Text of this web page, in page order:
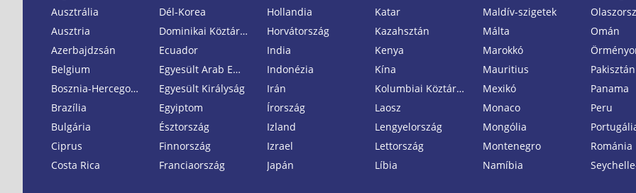
Ausztrália
Ausztria
Azerbajdzsán
Belgium
Bosznia-Hercegovina
Brazília
Bulgária
Ciprus
Costa Rica
Dél-Korea
Dominikai Köztársaság
Ecuador
Egyesült Arab Emirátusok
Egyesült Királyság
Egyiptom
Észtország
Finnország
Franciaország
Hollandia
Horvátország
India
Indonézia
Irán
Írország
Izland
Izrael
Japán
Katar
Kazahsztán
Kenya
Kína
Kolumbiai Köztársaság
Laosz
Lengyelország
Lettország
Líbia
Maldív-szigetek
Málta
Marokkó
Mauritius
Mexikó
Monaco
Mongólia
Montenegro
Namíbia
Omán
Pakisztán
Panama
Peru
Románia